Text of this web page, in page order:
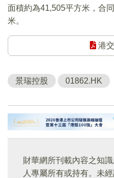
面積約為41,505平方米，合
米。
港
景瑞控股 01862.HK
財華網所刊載內容之知
人專屬所有或持有。未